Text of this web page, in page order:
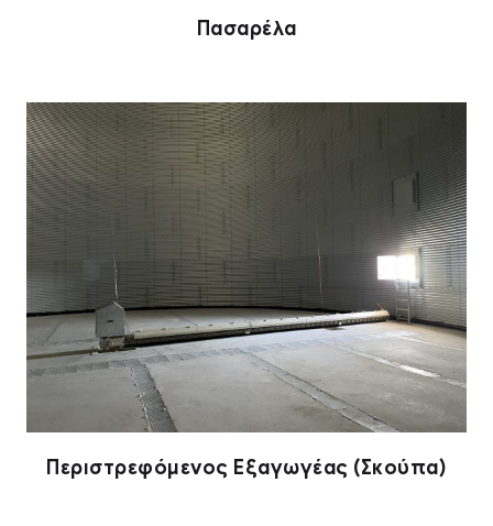
Πασαρέλα
Περιστρεφόμενος Εξαγωγέας (Σκούπα)